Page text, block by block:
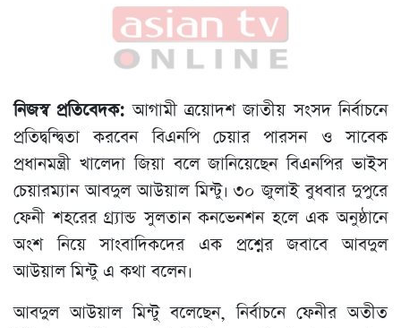
নিজস্ব প্রতিবেদক:আগামী ত্রয়োদশ জাতীয় সংসদ নির্বাচনে
প্রতিদ্বন্দ্বিতা করবেন বিএনপি চেয়ার পারসন ও সাবেক
প্রধানমন্ত্রী খালেদা জিয়া বলে জানিয়েছেন বিএনপির ভাইস
চেয়ারম্যান আবদুল আউয়াল মিন্টু। ৩০ জুলাই বুধবার দুপুরে
ফেনী শহরের গ্র্যান্ড সুলতান কনভেনশন হলে এক অনুষ্ঠানে
অংশ নিয়ে সাংবাদিকদের এক প্রশ্নের জবাবে আবদুল
আউয়াল মিন্টু এ কথা বলেন।
আবদুল আউয়াল মিন্টু বলেছেন, নির্বাচনে ফেনীর অতীত